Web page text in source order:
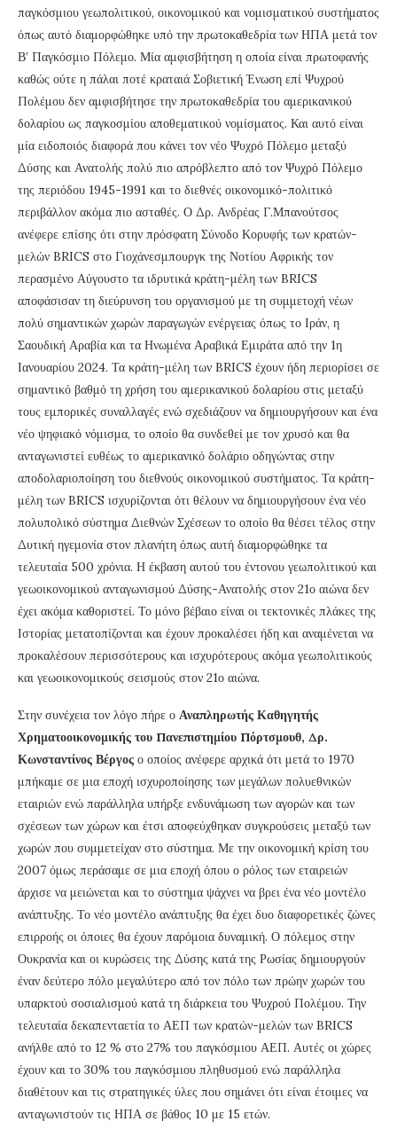
παγκόσμιου γεωπολιτικού, οικονομικού και νομισματικού συστήματος
όπως αυτό διαμορφώθηκε υπό την πρωτοκαθεδρία των ΗΠΑ μετά τον
Β’ Παγκόσμιο Πόλεμο. Μία αμφισβήτηση η οποία είναι πρωτοφανής
καθώς ούτε η πάλαι ποτέ κραταιά Σοβιετική Ένωση επί Ψυχρού
Πολέμου δεν αμφισβήτησε την πρωτοκαθεδρία του αμερικανικού
δολαρίου ως παγκοσμίου αποθεματικού νομίσματος. Και αυτό είναι
μία ειδοποιός διαφορά που κάνει τον νέο Ψυχρό Πόλεμο μεταξύ
Δύσης και Ανατολής πολύ πιο απρόβλεπτο από τον Ψυχρό Πόλεμο
της περιόδου 1945-1991 και το διεθνές οικονομικό-πολιτικό
περιβάλλον ακόμα πιο ασταθές. Ο Δρ. Ανδρέας Γ.Μπανούτσος
ανέφερε επίσης ότι στην πρόσφατη Σύνοδο Κορυφής των κρατών-
μελών BRICS στο Γιοχάνεσμπουργκ της Νοτίου Αφρικής τον
περασμένο Αύγουστο τα ιδρυτικά κράτη-μέλη των BRICS
αποφάσισαν τη διεύρυνση του οργανισμού με τη συμμετοχή νέων
πολύ σημαντικών χωρών παραγωγών ενέργειας όπως το Ιράν, η
Σαουδική Αραβία και τα Ηνωμένα Αραβικά Εμιράτα από την 1η
Ιανουαρίου 2024. Τα κράτη-μέλη των BRICS έχουν ήδη περιορίσει σε
σημαντικό βαθμό τη χρήση του αμερικανικού δολαρίου στις μεταξύ
τους εμπορικές συναλλαγές ενώ σχεδιάζουν να δημιουργήσουν και ένα
νέο ψηφιακό νόμισμα, το οποίο θα συνδεθεί με τον χρυσό και θα
ανταγωνιστεί ευθέως το αμερικανικό δολάριο οδηγώντας στην
αποδολαριοποίηση του διεθνούς οικονομικού συστήματος. Τα κράτη-
μέλη των BRICS ισχυρίζονται ότι θέλουν να δημιουργήσουν ένα νέο
πολυπολικό σύστημα Διεθνών Σχέσεων το οποίο θα θέσει τέλος στην
Δυτική ηγεμονία στον πλανήτη όπως αυτή διαμορφώθηκε τα
τελευταία 500 χρόνια. Η έκβαση αυτού του έντονου γεωπολιτικού και
γεωοικονομικού ανταγωνισμού Δύσης-Ανατολής στον 21ο αιώνα δεν
έχει ακόμα καθοριστεί. Το μόνο βέβαιο είναι οι τεκτονικές πλάκες της
Ιστορίας μετατοπίζονται και έχουν προκαλέσει ήδη και αναμένεται να
προκαλέσουν περισσότερους και ισχυρότερους ακόμα γεωπολιτικούς
και γεωοικονομικούς σεισμούς στον 21ο αιώνα.
Στην συνέχεια τον λόγο πήρε ο Αναπληρωτής Καθηγητής
Χρηματοοικονομικής του Πανεπιστημίου Πόρτσμουθ, Δρ.
Κωνσταντίνος Βέργος ο οποίος ανέφερε αρχικά ότι μετά το 1970
μπήκαμε σε μια εποχή ισχυροποίησης των μεγάλων πολυεθνικών
εταιριών ενώ παράλληλα υπήρξε ενδυνάμωση των αγορών και των
σχέσεων των χώρων και έτσι αποφεύχθηκαν συγκρούσεις μεταξύ των
χωρών που συμμετείχαν στο σύστημα. Με την οικονομική κρίση του
2007 όμως περάσαμε σε μια εποχή όπου ο ρόλος των εταιρειών
άρχισε να μειώνεται και το σύστημα ψάχνει να βρει ένα νέο μοντέλο
ανάπτυξης. Το νέο μοντέλο ανάπτυξης θα έχει δυο διαφορετικές ζώνες
επιρροής οι όποιες θα έχουν παρόμοια δυναμική. Ο πόλεμος στην
Ουκρανία και οι κυρώσεις της Δύσης κατά της Ρωσίας δημιουργούν
έναν δεύτερο πόλο μεγαλύτερο από τον πόλο των πρώην χωρών του
υπαρκτού σοσιαλισμού κατά τη διάρκεια του Ψυχρού Πολέμου. Την
τελευταία δεκαπενταετία το ΑΕΠ των κρατών-μελών των BRICS
ανήλθε από το 12 % στο 27% του παγκόσμιου ΑΕΠ. Αυτές οι χώρες
έχουν και το 30% του παγκόσμιου πληθυσμού ενώ παράλληλα
διαθέτουν και τις στρατηγικές ύλες που σημάνει ότι είναι έτοιμες να
ανταγωνιστούν τις ΗΠΑ σε βάθος 10 με 15 ετών.